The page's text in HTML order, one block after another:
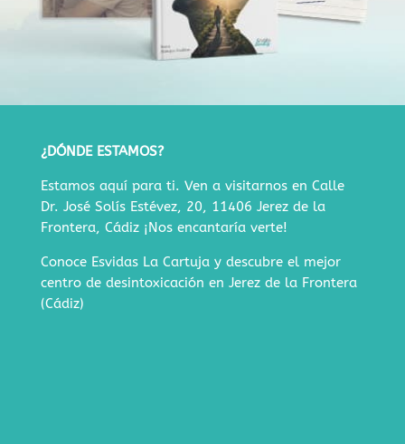
¿DÓNDE ESTAMOS?
Estamos aquí para ti. Ven a visitarnos en Calle
Dr. José Solís Estévez, 20, 11406 Jerez de la
Frontera, Cádiz¡Nos encantaría verte!
Conoce Esvidas La Cartuja y descubre el mejor
centro de desintoxicación en Jerez de la Frontera
(Cádiz)